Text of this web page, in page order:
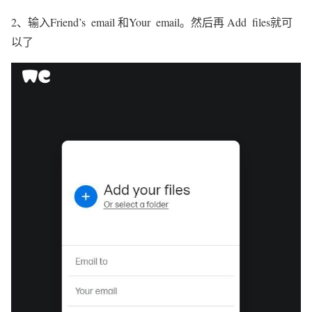
2、输入Friend’s email 和Your email。然后再 Add files就可
以了